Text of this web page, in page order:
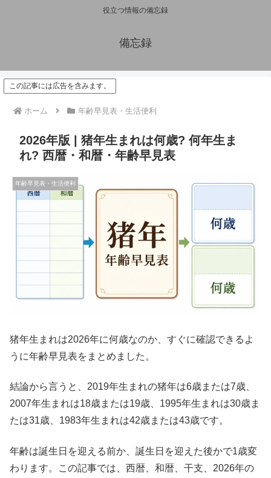
役立つ情報の備忘録
備忘録
この記事には広告を含みます。
ホーム 年齢早見表・生活便利
2026年版 | 猪年生まれは何歳? 何年生ま
れ? 西暦・和暦・年齢早見表
年齢早見表・生活便利
猪年生まれは2026年に何歳なのか、すぐに確認できるよ
うに年齢早見表をまとめました。
結論から言うと、2019年生まれの猪年は6歳または7歳、
2007年生まれは18歳または19歳、1995年生まれは30歳ま
たは31歳、1983年生まれは42歳または43歳です。
年齢は誕生日を迎える前か、誕生日を迎えた後かで1歳変
わります。この記事では、西暦、和暦、干支、2026年の